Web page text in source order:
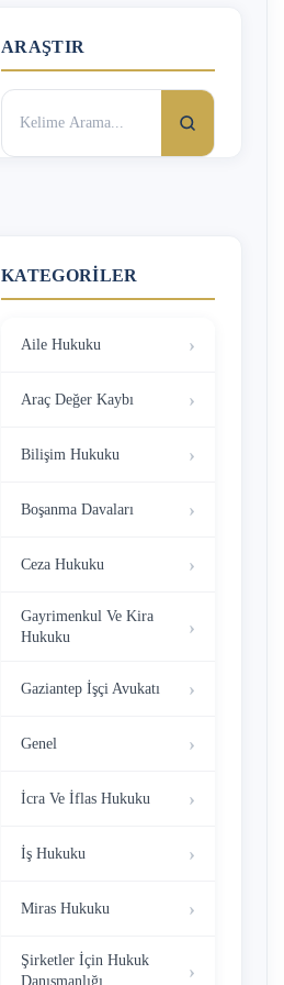
ARAŞTIR
Arama:
KATEGORILER
Aile Hukuku
Araç Değer Kaybı
Bilişim Hukuku
Boşanma Davaları
Ceza Hukuku
Gayrimenkul Ve Kira
Hukuku
Gaziantep İşçi Avukatı
Genel
İcra Ve İflas Hukuku
İş Hukuku
Miras Hukuku
Şirketler İçin Hukuk
Danışmanlığı